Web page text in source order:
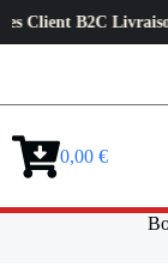
B2C Livraison
Panier0,00 €